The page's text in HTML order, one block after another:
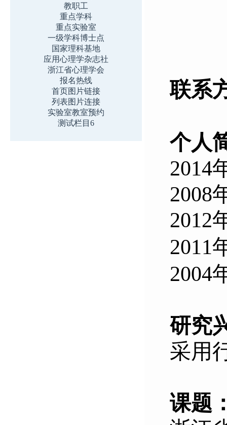
教职工
重点学科
重点实验室
一级学科博士点
国家理科基地
应用心理学杂志社
浙江省心理学会
报名热线
首页图片链接
列表图片连接
实验室教室预约
测试栏目6
联系
个人
2014
2008
2012
2011
2004
研究
采用
课题